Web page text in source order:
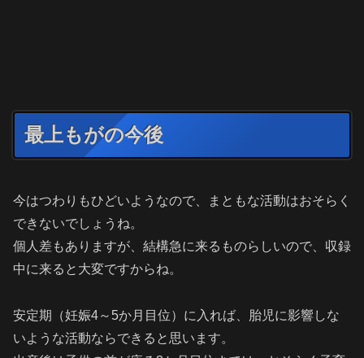
最上もがの今後
今はつわりもひどいようなので、まともな活動はおそらく
できないでしょうね。
個人差もありますが、結構急に来るものらしいので、収録
中に来ると大変ですからね。
安定期（妊娠4～5か月目位）に入れば、胎児に影響しな
いような活動ならできると思います。